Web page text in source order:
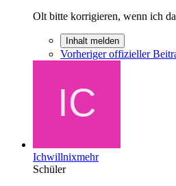
Olt bitte korrigieren, wenn ich
Inhalt melden
Vorheriger offizieller
Ichwillnixmehr
Schüler